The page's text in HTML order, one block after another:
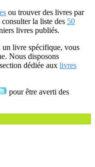
ou trouver des livres par
la liste des 50
livres publiés.
un livre spécifique, vous
Nous disposons
dédiée aux livres
pour être averti des